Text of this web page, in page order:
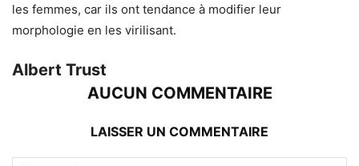
les femmes, car ils ont tendance à modifier leur
morphologie en les virilisant.
Albert Trust
AUCUN COMMENTAIRE
LAISSER UN COMMENTAIRE